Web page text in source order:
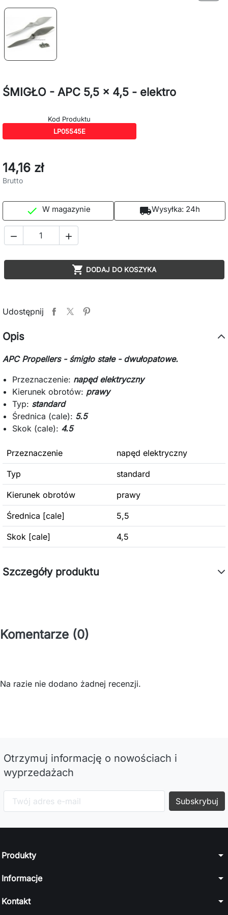
ŚMIGŁO - APC 5,5 x 4,5 - elektro
Kod Produktu
LP05545E
14,16 zł
Brutto
 W magazynie local_shippingWysyłka: 24h
 
 DODAJ DO KOSZYKA
Udostępnij
Opis
APC Propellers - śmigło stałe - dwułopatowe.
Przeznaczenie: napęd elektryczny
Kierunek obrotów: prawy
Typ: standard
Średnica (cale): 5.5
Skok (cale): 4.5
Przeznaczenie napęd elektryczny
Typ standard
Kierunek obrotów prawy
Średnica [cale] 5,5
Skok [cale] 4,5
Szczegóły produktu
Komentarze (0)
Na razie nie dodano żadnej recenzji.
Otrzymuj informację o nowościach i
wyprzedażach
Produkty arrow_drop_down
Informacje arrow_drop_down
Kontakt arrow_drop_down